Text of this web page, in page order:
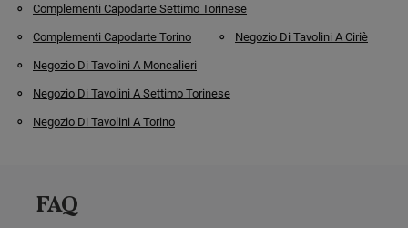
Complementi Capodarte Settimo Torinese
Complementi Capodarte Torino Negozio Di Tavolini A Ciriè
Negozio Di Tavolini A Moncalieri
Negozio Di Tavolini A Settimo Torinese
Negozio Di Tavolini A Torino
FAQ